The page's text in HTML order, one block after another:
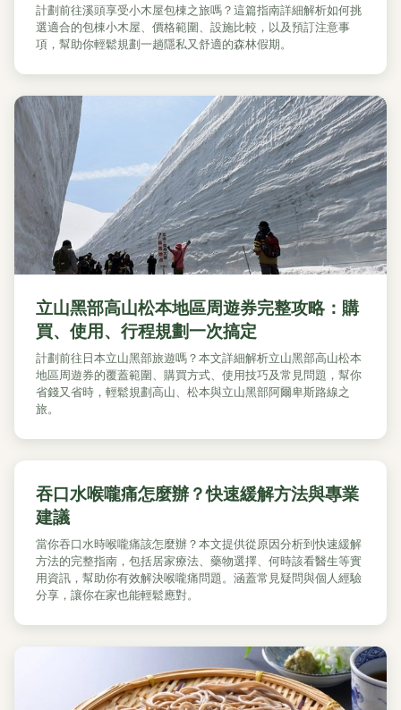
計劃前往溪頭享受小木屋包棟之旅嗎？這篇指南詳細解析如何挑
選適合的包棟小木屋、價格範圍、設施比較，以及預訂注意事
項，幫助你輕鬆規劃一趟隱私又舒適的森林假期。
立山黑部高山松本地區周遊券完整攻略：購
買、使用、行程規劃一次搞定
計劃前往日本立山黑部旅遊嗎？本文詳細解析立山黑部高山松本
地區周遊券的覆蓋範圍、購買方式、使用技巧及常見問題，幫你
省錢又省時，輕鬆規劃高山、松本與立山黑部阿爾卑斯路線之
旅。
吞口水喉嚨痛怎麼辦？快速緩解方法與專業
建議
當你吞口水時喉嚨痛該怎麼辦？本文提供從原因分析到快速緩解
方法的完整指南，包括居家療法、藥物選擇、何時該看醫生等實
用資訊，幫助你有效解決喉嚨痛問題。涵蓋常見疑問與個人經驗
分享，讓你在家也能輕鬆應對。